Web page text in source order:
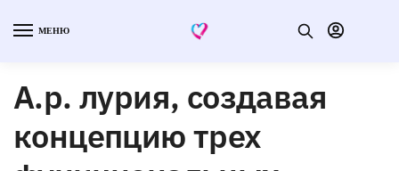
МЕНЮ
А.р. лурия, создавая
концепцию трех